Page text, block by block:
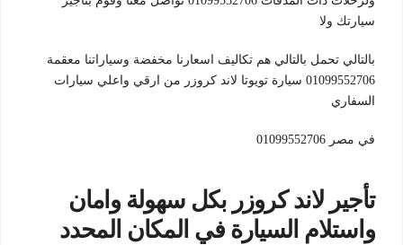
سيارتك ولا
بالتالي تحمل بالتالي هم تكاليف اسعارنا مخفضة وسياراتنا معقمة
01099552706 سيارة تويوتا لاند كروزر من ارقي واعلي سيارات
السفاري
في مصر 01099552706
تأجير لاند كروزر بكل سهولة وامان
واستلام السيارة في المكان المحدد